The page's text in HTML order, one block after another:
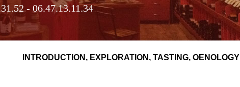
- 06.47.13.11.34
INTRODUCTION, EXPLORATION, TASTING, OENOLOGY